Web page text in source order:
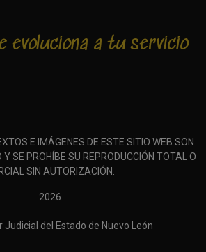
evoluciona a tu servicio
E IMÁGENES DE ESTE SITIO WEB SON
Y SE PROHÍBE SU REPRODUCCIÓN TOTAL O
SIN AUTORIZACIÓN.
2026
Judicial del Estado de Nuevo León